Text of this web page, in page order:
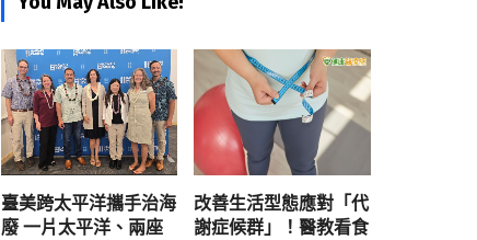
臺美跨太平洋攜手治海
廢 一片太平洋、兩座
改善生活型態應對「代
謝症候群」！醫教看食